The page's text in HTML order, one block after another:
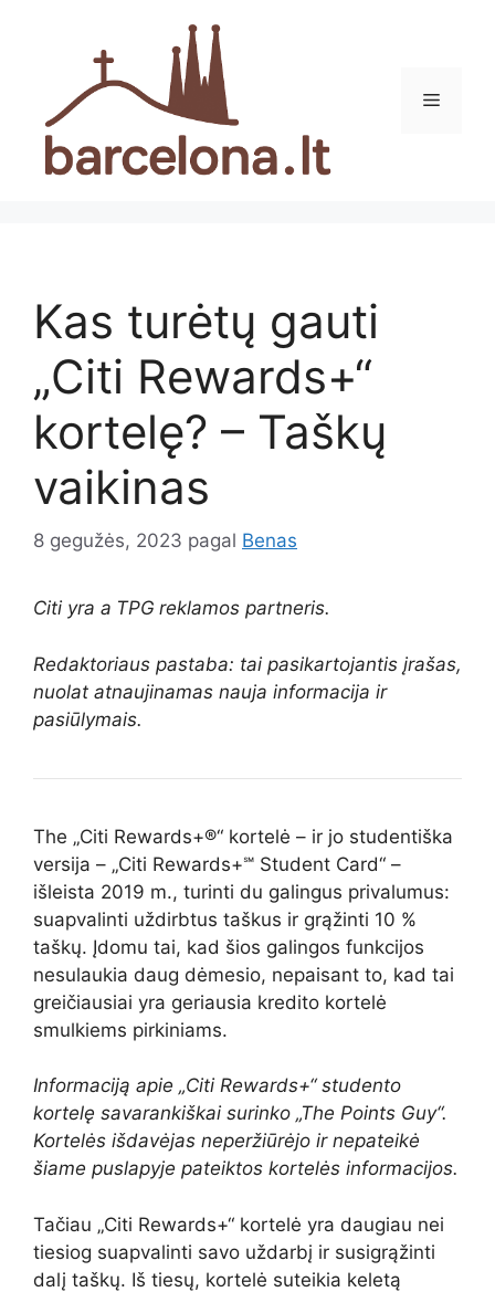
Meniu
Kas turėtų gauti
„Citi Rewards+“
kortelę? – Taškų
vaikinas
8 gegužės, 2023 pagal Benas
Citi yra a TPG reklamos partneris.
Redaktoriaus pastaba: tai pasikartojantis įrašas,
nuolat atnaujinamas nauja informacija ir
pasiūlymais.
The „Citi Rewards+®“ kortelė – ir jo studentiška
versija – „Citi Rewards+℠ Student Card“ –
išleista 2019 m., turinti du galingus privalumus:
suapvalinti uždirbtus taškus ir grąžinti 10 %
taškų. Įdomu tai, kad šios galingos funkcijos
nesulaukia daug dėmesio, nepaisant to, kad tai
greičiausiai yra geriausia kredito kortelė
smulkiems pirkiniams.
Informaciją apie „Citi Rewards+“ studento
kortelę savarankiškai surinko „The Points Guy“.
Kortelės išdavėjas neperžiūrėjo ir nepateikė
šiame puslapyje pateiktos kortelės informacijos.
Tačiau „Citi Rewards+“ kortelė yra daugiau nei
tiesiog suapvalinti savo uždarbį ir susigrąžinti
dalį taškų. Iš tiesų, kortelė suteikia keletą